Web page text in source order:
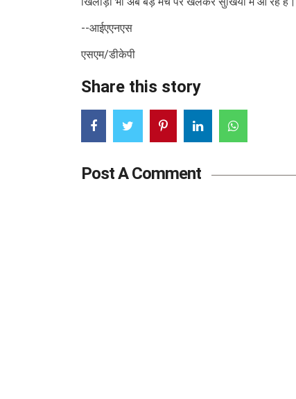
--आईएएनएस
एसएम/डीकेपी
Share this story
Post A Comment